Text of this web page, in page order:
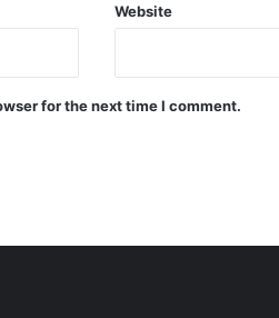
Website
for the next time I comment.